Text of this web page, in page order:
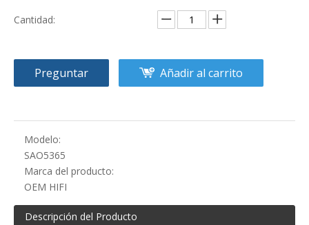
Cantidad:
Preguntar Añadir al carrito
Modelo:
SAO5365
Marca del producto:
OEM HIFI
Descripción del Producto